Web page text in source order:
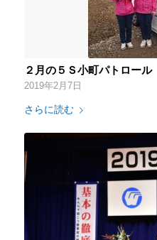
２月の５Ｓ小町パトロール
2019年2月7日
さらに読む